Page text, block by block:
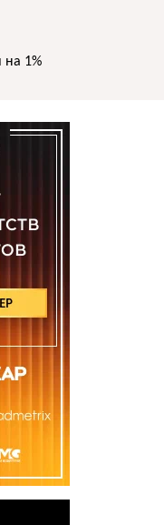
на 1%